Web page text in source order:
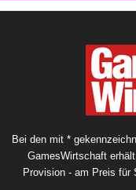
Bei den mit *
GamesWirtschaft
Provision - am Preis für